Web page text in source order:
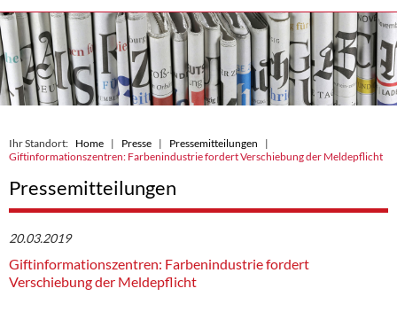
Ihr Standort: Home Presse
Pressemitteilungen
Giftinformationszentren: Farbenindustrie fordert Verschiebung der Meldepflicht
Pressemitteilungen
20.03.2019
Giftinformationszentren: Farbenindustrie fordert
Verschiebung der Meldepflicht